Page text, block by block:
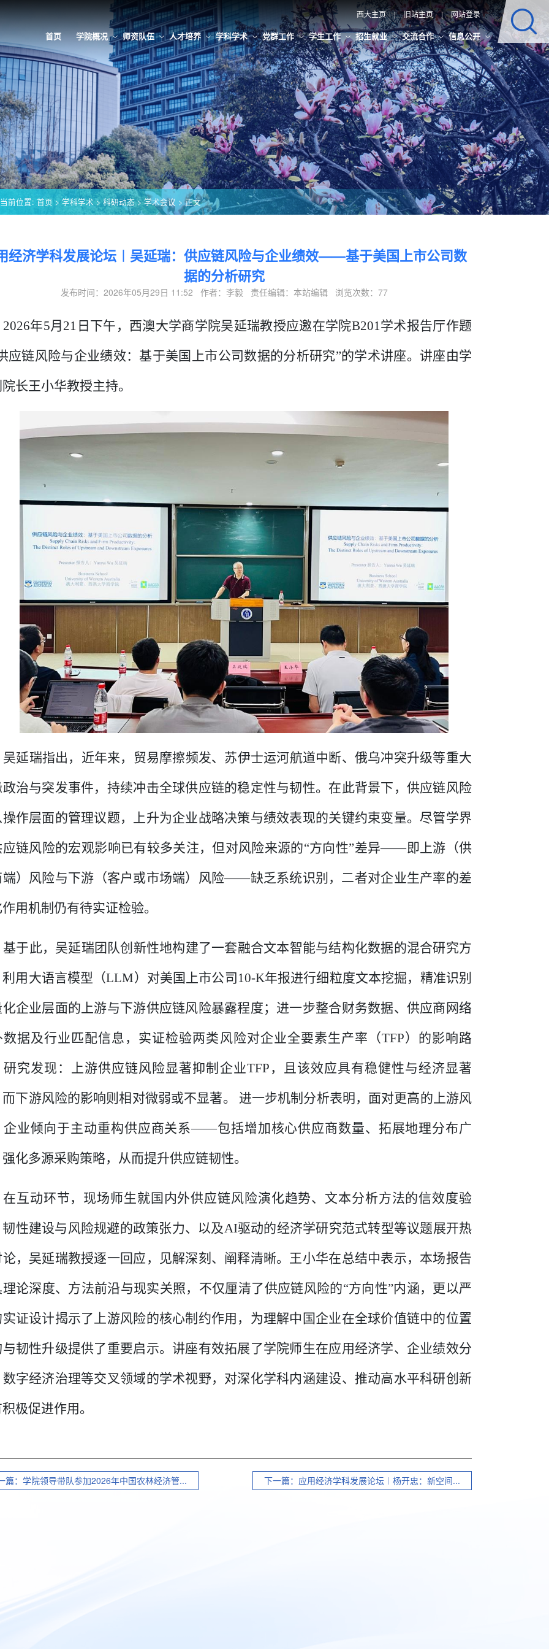
西大主页 | 旧站主页 | 网站登录
首页 学院概况 师资队伍 人才培养 学科学术 党群工作 学生工作 招生就业 交流合作 信息公开
前位置: 首页>学科学术>科研动态>学术会议 > 正文
经济学科发展论坛︱吴延瑞：供应链风险与企业绩效——基于美国上市公司数
据的分析研究
发布时间：2026年05月29日 11:52 作者：李毅 责任编辑：本站编辑 浏览次数： 77
2026年5月 21 日下午，西澳大学商学院吴延瑞教授应邀在学院B201学术报告厅作题
应链风险与企业绩效：基于美国上市公司数据的分析研究”的学术讲座。讲座由学
长王小华教授主持。
吴延瑞指出，近年来，贸易摩擦频发、苏伊士运河航道中断、俄乌冲突升级等重大
治与突发事件，持续冲击全球供应链的稳定性与韧性。在此背景下，供应链风险
作层面的管理议题，上升为企业战略决策与绩效表现的关键约束变量。尽管学界
链风险的宏观影响已有较多关注，但对风险来源的“方向性”差异——即上游（供
端）风险与下游（客户或市场端）风险——缺乏系统识别，二者对企业生产率的差
用机制仍有待实证检验。
基于此，吴延瑞团队创新性地构建了一套融合文本智能与结构化数据的混合研究方
用大语言模型（LLM）对美国上市公司 10-K年报进行细粒度文本挖掘，精准识别
企业层面的上游与下游供应链风险暴露程度；进一步整合财务数据、供应商网络
数据及行业匹配信息，实证检验两类风险对企业全要素生产率（TFP）的影响路
研究发现：上游供应链风险显著抑制企业TFP ，且该效应具有稳健性与经济显著
下游风险的影响则相对微弱或不显著。 进一步机制分析表明，面对更高的上游风
企业倾向于主动重构供应商关系——包括增加核心供应商数量、拓展地理分布广
化多源采购策略，从而提升供应链韧性。
在互动环节，现场师生就国内外供应链风险演化趋势、文本分析方法的信效度验
性建设与风险规避的政策张力、以及AI驱动的经济学研究范式转型等议题展开热
，吴延瑞教授逐一回应，见解深刻、阐释清晰。王小华在总结中表示，本场报告
论深度、方法前沿与现实关照，不仅厘清了供应链风险的“方向性”内涵，更以严
证设计揭示了上游风险的核心制约作用，为理解中国企业在全球价值链中的位置
韧性升级提供了重要启示。讲座有效拓展了学院师生在应用经济学、企业绩效分
字经济治理等交叉领域的学术视野，对深化学科内涵建设、推动高水平科研创新
极促进作用。
篇：学院领导带队参加2026年中国农林经济管... 下一篇：应用经济学科发展论坛︱杨开忠：新空间...